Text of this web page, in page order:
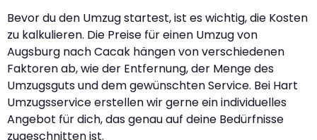
Bevor du den Umzug startest, ist es wichtig, die Kosten
zu kalkulieren. Die Preise für einen Umzug von
Augsburg nach Cacak hängen von verschiedenen
Faktoren ab, wie der Entfernung, der Menge des
Umzugsguts und dem gewünschten Service. Bei Hart
Umzugsservice erstellen wir gerne ein individuelles
Angebot für dich, das genau auf deine Bedürfnisse
zugeschnitten ist.